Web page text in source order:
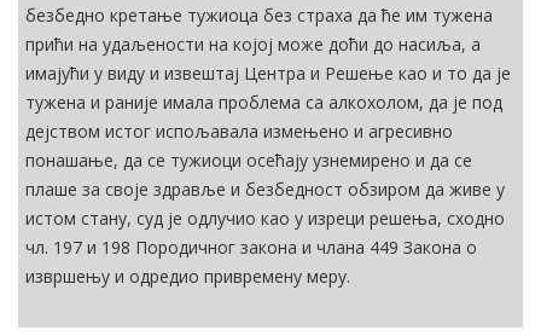
безбедно кретање тужиоца без страха да ће им тужена
прићи на удаљености на којој може доћи до насиља, а
имајући у виду и извештај Центра и Решење као и то да је
тужена и раније имала проблема са алкохолом, да је под
дејством истог испољавала измењено и агресивно
понашање, да се тужиоци осећају узнемирено и да се
плаше за своје здравље и безбедност обзиром да живе у
истом стану, суд је одлучио као у изреци решења, сходно
чл. 197 и 198 Породичног закона и члана 449 Закона о
извршењу и одредио привремену меру.